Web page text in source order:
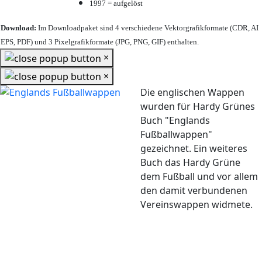
1997 = aufgelöst
Download: Im Downloadpaket sind 4 verschiedene Vektorgrafikformate (CDR, AI
EPS, PDF) und 3 Pixelgrafikformate (JPG, PNG, GIF) enthalten.
×
×
Die englischen Wappen
wurden für Hardy Grünes
Buch "Englands
Fußballwappen"
gezeichnet. Ein weiteres
Buch das Hardy Grüne
dem Fußball und vor allem
den damit verbundenen
Vereinswappen widmete.